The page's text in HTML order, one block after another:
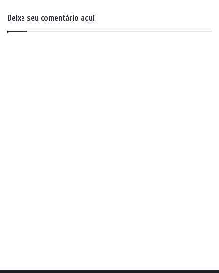
Deixe seu comentário aqui